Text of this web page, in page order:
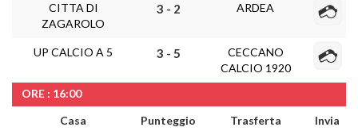
CITTA DI
ZAGAROLO
3 - 2 ARDEA
UP CALCIO A 5 3 - 5
CECCANO
CALCIO 1920
ORE : 16:00
Casa
Punteggio Trasferta Invia